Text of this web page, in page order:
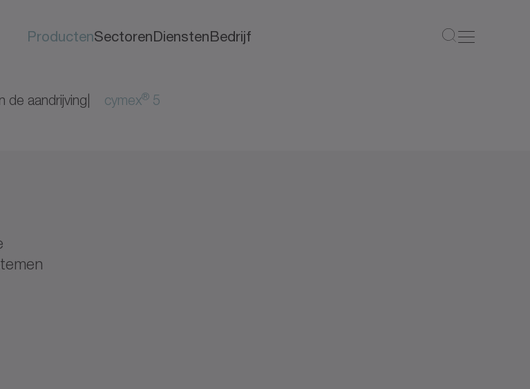
ProductenSectorenDienstenBedrijf
de aandrijving cymex® 5